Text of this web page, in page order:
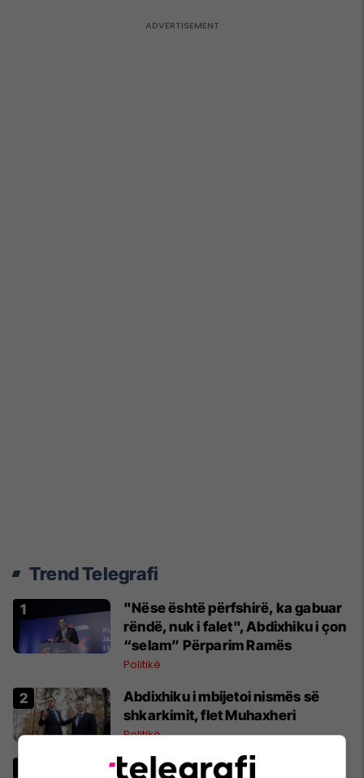
Trend Telegrafi
"Nëse është përfshirë, ka gabuar
rëndë, nuk i falet", Abdixhiku i çon
“selam” Përparim Ramës
Politikë
Abdixhiku i mbijetoi nismës së
shkarkimit, flet Muhaxheri
Politikë
32 vjet burgim për katër të